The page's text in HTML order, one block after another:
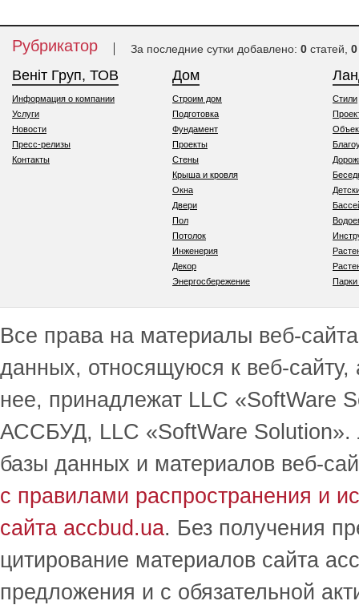
Рубрикатор За последние сутки добавлено: 0 статей, 0
Веніт Груп, ТОВ
Информация о компании
Услуги
Новости
Пресс-релизы
Контакты
Дом
Строим дом
Подготовка
Фундамент
Проекты
Стены
Крыша и кровля
Окна
Двери
Пол
Потолок
Инженерия
Декор
Энергосбережение
Стили
Все права на материалы веб-
данных, относящуюся к веб-
нее, принадлежат LLC
АССБУД, LLC «SoftWare Solution».
базы данных и материалов веб-
с правилами распространения и
сайта accbud.ua. Без получения
цитирование материалов сайта
предложения и с обязательной